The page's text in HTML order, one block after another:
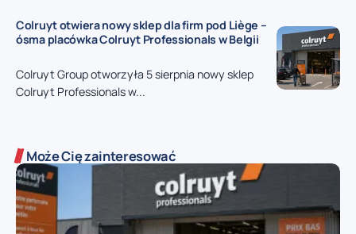
Colruyt otwiera nowy sklep dla firm pod Liège –
ósma placówka Colruyt Professionals w Belgii
Colruyt Group otworzyła 5 sierpnia nowy sklep
Colruyt Professionals w...
Może Cię zainteresować